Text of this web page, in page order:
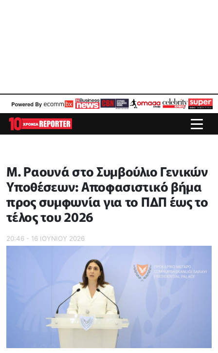
Μ. Ραουνά στο Συμβούλιο Γενικών
Υποθέσεων: Αποφασιστικό βήμα
προς συμφωνία για το ΠΔΠ έως το
τέλος του 2026
20:46 - 16 ΙΟΥΝΙΟΥ 2026